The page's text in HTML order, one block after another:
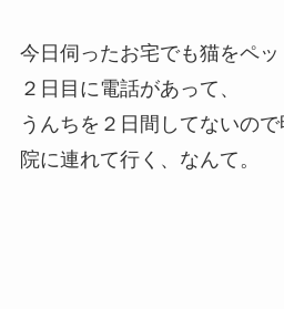
今日伺ったお宅でも猫をペ
２日目に電話があって、
うんちを２日間してないの
院に連れて行く、なんて。